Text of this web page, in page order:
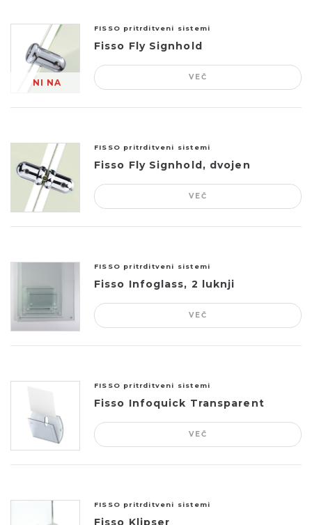
NI NA
FISSO pritrditveni sistemi
Fisso Fly Signhold
VEČ
FISSO pritrditveni sistemi
Fisso Fly Signhold, dvojen
VEČ
FISSO pritrditveni sistemi
Fisso Infoglass, 2 luknji
VEČ
FISSO pritrditveni sistemi
Fisso Infoquick Transparent
VEČ
FISSO pritrditveni sistemi
Fisso Klipser